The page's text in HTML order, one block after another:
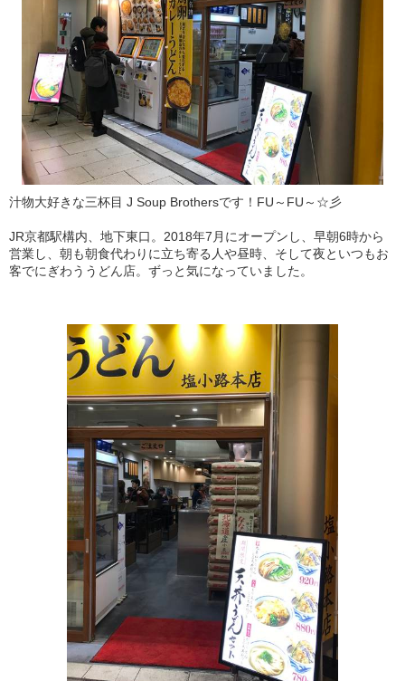
汁物大好きな三杯目 J Soup Brothersです！FU～FU～☆彡
JR京都駅構内、地下東口。2018年7月にオープンし、早朝6時から
営業し、朝も朝食代わりに立ち寄る人や昼時、そして夜といつもお
客でにぎわううどん店。ずっと気になっていました。